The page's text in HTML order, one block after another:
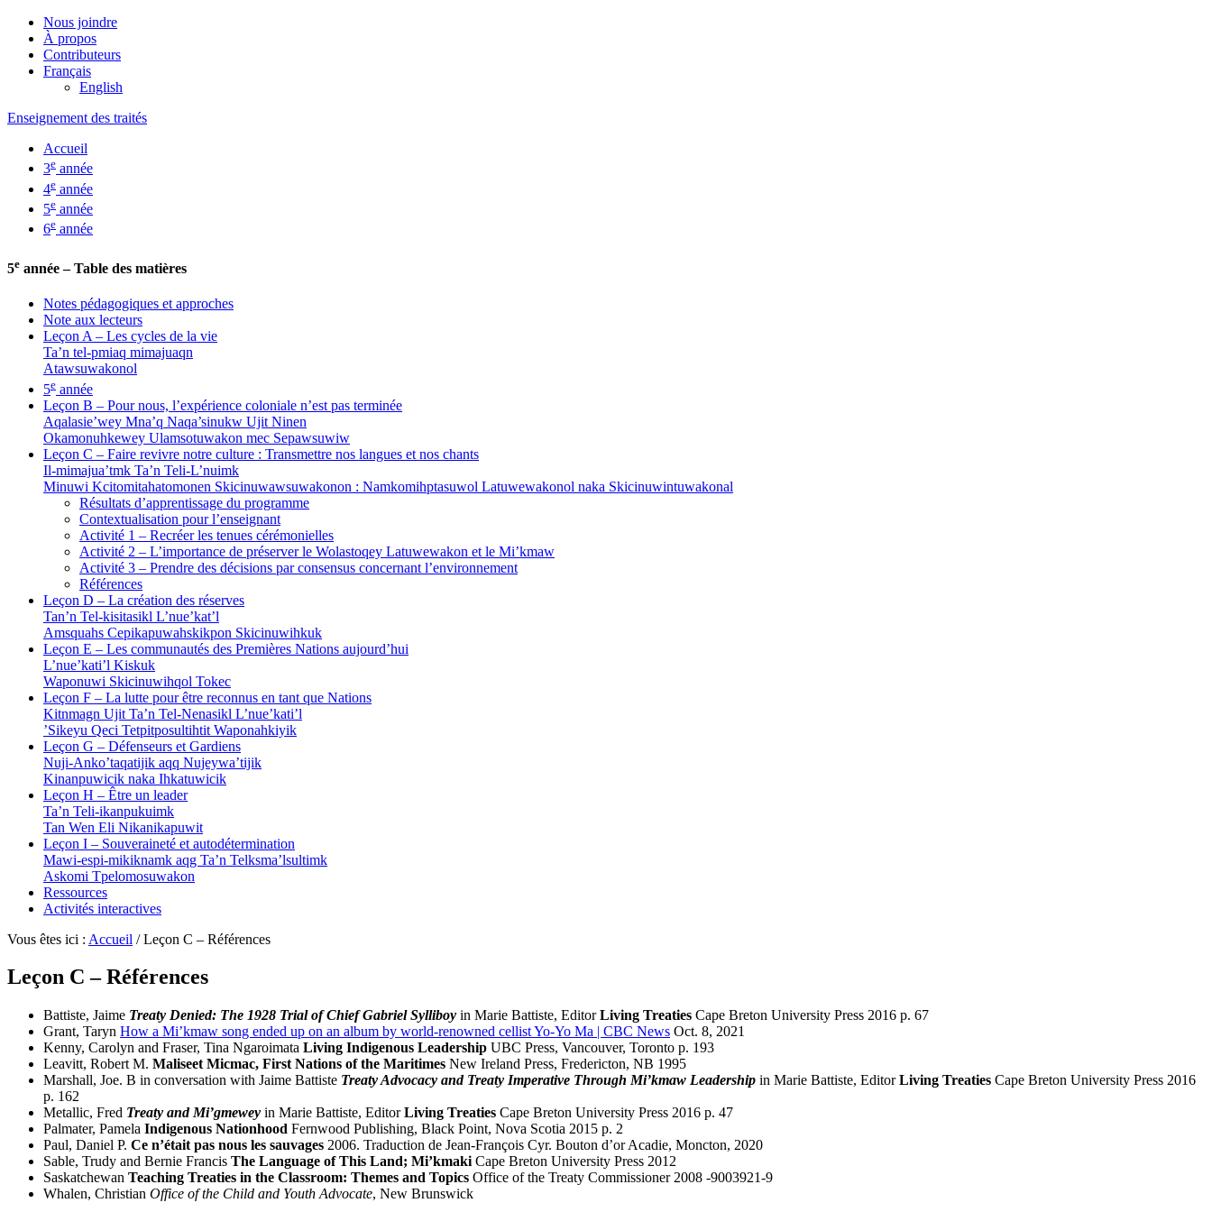
Nous joindre
À propos
Contributeurs
Français
English
Enseignement des traités
Accueil
3e année
4e année
5e année
6e année
5e année – Table des matières
Notes pédagogiques et approches
Note aux lecteurs
Leçon A – Les cycles de la vie
Ta’n tel-pmiaq mimajuaqn
Atawsuwakonol
5e année
Leçon B – Pour nous, l’expérience coloniale n’est pas terminée
Aqalasie’wey Mna’q Naqa’sinukw Ujit Ninen
Okamonuhkewey Ulamsotuwakon mec Sepawsuwiw
Leçon C – Faire revivre notre culture : Transmettre nos langues et nos chants
Il-mimajua’tmk Ta’n Teli-L’nuimk
Minuwi Kcitomitahatomonen Skicinuwawsuwakonon : Namkomihptasuwol Latuwewakonol naka Skicinuwintuwakonal
Résultats d’apprentissage du programme
Contextualisation pour l’enseignant
Activité 1 – Recréer les tenues cérémonielles
Activité 2 – L’importance de préserver le Wolastoqey Latuwewakon et le Mi’kmaw
Activité 3 – Prendre des décisions par consensus concernant l’environnement
Références
Leçon D – La création des réserves
Tan’n Tel-kisitasikl L’nue’kat’l
Amsquahs Cepikapuwahskikpon Skicinuwihkuk
Leçon E – Les communautés des Premières Nations aujourd’hui
L’nue’kati’l Kiskuk
Waponuwi Skicinuwihqol Tokec
Leçon F – La lutte pour être reconnus en tant que Nations
Kitnmagn Ujit Ta’n Tel-Nenasikl L’nue’kati’l
’Sikeyu Qeci Tetpitposultihtit Waponahkiyik
Leçon G – Défenseurs et Gardiens
Nuji-Anko’taqatijik aqq Nujeywa’tijik
Kinanpuwicik naka Ihkatuwicik
Leçon H – Être un leader
Ta’n Teli-ikanpukuimk
Tan Wen Eli Nikanikapuwit
Leçon I – Souveraineté et autodétermination
Mawi-espi-mikiknamk aqg Ta’n Telksma’lsultimk
Askomi Tpelomosuwakon
Ressources
Activités interactives
Vous êtes ici : Accueil /Leçon C – Références
Leçon C – Références
Battiste, Jaime Treaty Denied: The 1928 Trial of Chief Gabriel Sylliboy in Marie Battiste, EditorLiving Treaties Cape Breton University Press 2016 p. 67
Grant, Taryn How a Mi’kmaw song ended up on an album by world-renowned cellist Yo-Yo Ma | CBC News Oct. 8, 2021
Kenny, Carolyn and Fraser, Tina Ngaroimata Living Indigenous Leadership UBC Press, Vancouver, Toronto p. 193
Leavitt, Robert M. Maliseet Micmac, First Nations of the Maritimes New Ireland Press, Fredericton, NB 1995
Marshall, Joe. B in conversation with Jaime Battiste Treaty Advocacy and Treaty Imperative Through Mi’kmaw Leadership in Marie Battiste, EditorLiving Treaties Cape Breton University Press 2016
p. 162
Metallic, Fred Treaty and Mi’gmewey in Marie Battiste, EditorLiving Treaties Cape Breton University Press 2016 p. 47
Palmater, Pamela Indigenous Nationhood Fernwood Publishing, Black Point, Nova Scotia 2015 p. 2
Paul, Daniel P. Ce n’était pas nous les sauvages 2006. Traduction de Jean-François Cyr. Bouton d’or Acadie, Moncton, 2020
Sable, Trudy and Bernie Francis The Language of This Land; Mi’kmaki Cape Breton University Press 2012
Saskatchewan Teaching Treaties in the Classroom: Themes and Topics Office of the Treaty Commissioner 2008 -9003921-9
Whalen, Christian Office of the Child and Youth Advocate, New Brunswick